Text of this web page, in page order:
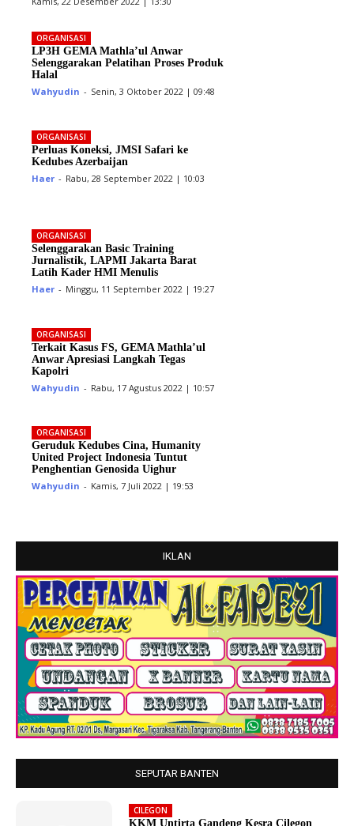
ORGANISASI
LP3H GEMA Mathla’ul Anwar
Selenggarakan Pelatihan Proses Produk
Halal
Wahyudin - Senin, 3 Oktober 2022 | 09:48
ORGANISASI
Perluas Koneksi, JMSI Safari ke
Kedubes Azerbaijan
Haer - Rabu, 28 September 2022 | 10:03
ORGANISASI
Selenggarakan Basic Training
Jurnalistik, LAPMI Jakarta Barat
Latih Kader HMI Menulis
Haer - Minggu, 11 September 2022 | 19:27
ORGANISASI
Terkait Kasus FS, GEMA Mathla’ul
Anwar Apresiasi Langkah Tegas
Kapolri
Wahyudin - Rabu, 17 Agustus 2022 | 10:57
ORGANISASI
Geruduk Kedubes Cina, Humanity
United Project Indonesia Tuntut
Penghentian Genosida Uighur
Wahyudin - Kamis, 7 Juli 2022 | 19:53
IKLAN
SEPUTAR BANTEN
CILEGON
KKM Untirta Gandeng Kesra Cilegon